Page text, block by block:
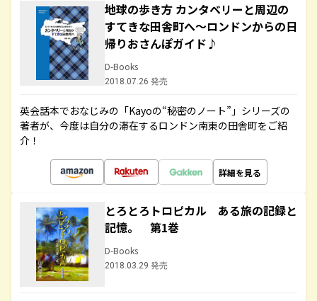
地球の歩き方 カンタベリーと周辺の
すてきな田舎町へ～ロンドンからの日
帰りおさんぽガイド♪
D-Books
2018.07.26 発売
英会話本でおなじみの「Kayoの“秘密のノート”」シリーズの
著者が、今度は自分の滞在するロンドン南東の田舎町をご紹
介！
詳細を見る
とろとろトロピカル ある旅の記録と
記憶。 第1巻
D-Books
2018.03.29 発売